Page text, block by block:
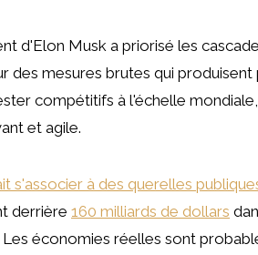
d'Elon Musk a priorisé les
des mesures brutes qui
compétitifs à l'échelle
et agile.
s'associer à des querelles
derrière 160 milliards de dollars
économies réelles sont